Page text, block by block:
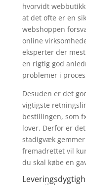
hvorvidt
at det ofte er en
webshoppen
online
eksperter der
en rigtig god
problemer i
Desuden er det
vigtigste
bestillingen, som
lover. Derfor er
stadigvæk
fremadrettet vil
du skal købe en